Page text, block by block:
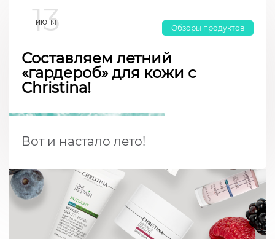
13
ИЮНЯ
Обзоры продуктов
Составляем летний
«гардероб» для кожи с
Christina!
Вот и настало лето!